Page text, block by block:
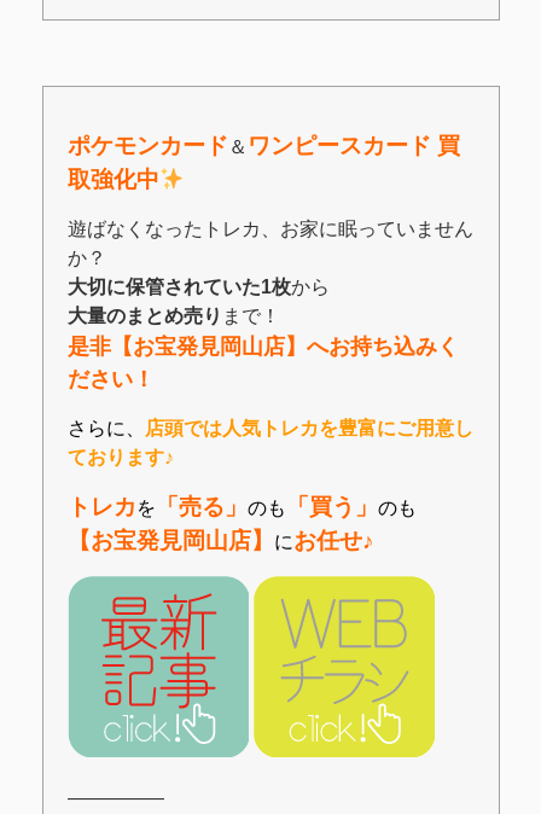
ポケモンカード ＆ ワンピースカード 買
取強化中
遊ばなくなったトレカ、お家に眠っていません
か？
大切に保管されていた1枚から
大量のまとめ売り まで！
是非【お宝発見岡山店】へお持ち込みく
ださい！
さらに、
店頭では人気トレカを豊富にご用意し
ております♪
トレカ を 「売る」 のも 「買う」 のも
【お宝発見岡山店】 にお任せ♪
―――――